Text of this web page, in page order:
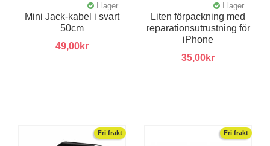
I lager.
Mini Jack-kabel i svart
50cm
49,00kr
I lager.
Liten förpackning med
reparationsutrustning för
iPhone
35,00kr
Fri frakt Fri frakt